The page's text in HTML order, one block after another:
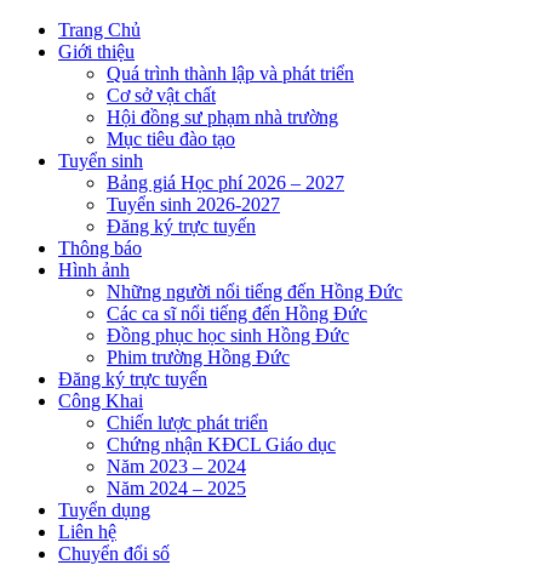
Trang Chủ
Giới thiệu
Quá trình thành lập và phát triển
Cơ sở vật chất
Hội đồng sư phạm nhà trường
Mục tiêu đào tạo
Tuyển sinh
Bảng giá Học phí 2026 – 2027
Tuyển sinh 2026-2027
Đăng ký trực tuyến
Thông báo
Hình ảnh
Những người nổi tiếng đến Hồng Đức
Các ca sĩ nổi tiếng đến Hồng Đức
Đồng phục học sinh Hồng Đức
Phim trường Hồng Đức
Đăng ký trực tuyến
Công Khai
Chiến lược phát triển
Chứng nhận KĐCL Giáo dục
Năm 2023 – 2024
Năm 2024 – 2025
Tuyển dụng
Liên hệ
Chuyển đổi số